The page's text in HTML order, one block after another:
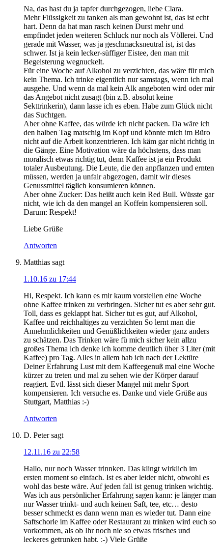
Na, das hast du ja tapfer durchgezogen, liebe Clara.
Mehr Flüssigkeit zu tanken als man gewohnt ist, das ist echt
hart. Denn da hat man rasch keinen Durst mehr und
empfindet jeden weiteren Schluck nur noch als Völlerei. Und
gerade mit Wasser, was ja geschmacksneutral ist, ist das
schwer. Ist ja kein lecker-süffiger Eistee, den man mit
Begeisterung wegnuckelt.
Für eine Woche auf Alkohol zu verzichten, das wäre für mich
kein Thema. Ich trinke eigentlich nur samstags, wenn ich mal
ausgehe. Und wenn da mal kein Alk angeboten wird oder mir
das Angebot nicht zusagt (bin z.B. absolut keine
Sekttrinkerin), dann lasse ich es eben. Habe zum Glück nicht
das Suchtgen.
Aber ohne Kaffee, das würde ich nicht packen. Da wäre ich
den halben Tag matschig im Kopf und könnte mich im Büro
nicht auf die Arbeit konzentrieren. Ich käm gar nicht richtig in
die Gänge. Eine Motivation wäre da höchstens, dass man
moralisch etwas richtig tut, denn Kaffee ist ja ein Produkt
totaler Ausbeutung. Die Leute, die den anpflanzen und ernten
müssen, werden ja unfair abgezogen, damit wir dieses
Genussmittel täglich konsumieren können.
Aber ohne Zucker: Das heißt auch kein Red Bull. Wüsste gar
nicht, wie ich da den mangel an Koffein kompensieren soll.
Darum: Respekt!
Liebe Grüße
Antworten
Matthias sagt
1.10.16 zu 17:44
Hi, Respekt. Ich kann es mir kaum vorstellen eine Woche
ohne Kaffee trinken zu verbringen. Sicher tut es aber sehr gut.
Toll, dass es geklappt hat. Sicher tut es gut, auf Alkohol,
Kaffee und reichhaltiges zu verzichten So lernt man die
Annehmlichkeiten und Genüßlichkeiten wieder ganz anders
zu schätzen. Das Trinken wäre fü mich sicher kein allzu
großes Thema ich denke ich komme deutlich über 3 Liter (mit
Kaffee) pro Tag. Alles in allem hab ich nach der Lektüre
Deiner Erfahrung Lust mit dem Kaffeegenuß mal eine Woche
kürzer zu treten und mal zu sehen wie der Körper darauf
reagiert. Evtl. lässt sich dieser Mangel mit mehr Sport
kompensieren. Ich versuche es. Danke und viele Grüße aus
Stuttgart, Matthias :-)
Antworten
D. Peter sagt
12.11.16 zu 22:58
Hallo, nur noch Wasser trinnken. Das klingt wirklich im
ersten moment so einfach. Ist es aber leider nicht, obwohl es
wohl das beste wäre. Auf jeden fall ist genug trinken wichtig.
Was ich aus persönlicher Erfahrung sagen kann: je länger man
nur Wasser trinkt- und auch keinen Saft, tee, etc… desto
besser schmeckt es dann wenn man es wieder tut. Dann eine
Saftschorle im Kaffee oder Restaurant zu trinken wird euch so
vorkommen, als ob Ihr noch nie so etwas frisches und
leckeres getrunken habt. :-) Viele Grüße